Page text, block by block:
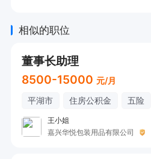
4、具有很强的学习意愿度，
5、能适应项目出差。
6、有咨询或企业管理咨询
全职兼职均可，也可根据本
相似的职位
董事长助理
8500-15000 元/月
平湖市 住房公积金 五险
王小姐
嘉兴华悦包装用品有限公司